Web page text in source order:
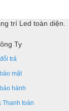
trí Led toàn diện.
Ty
trả
mật
hành
Thanh toán